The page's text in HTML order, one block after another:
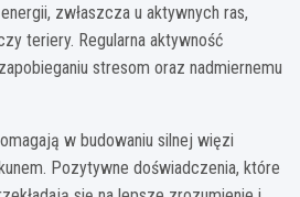
zwłaszcza u aktywnych ras,
teriery. Regularna aktywność
stresom oraz nadmiernemu
w budowaniu silnej więzi
Pozytywne doświadczenia, które